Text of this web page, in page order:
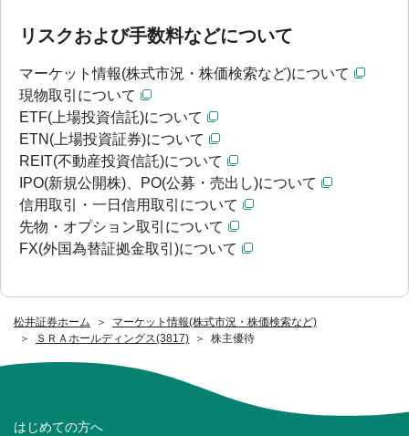
松井証券ホーム
マーケット情報(株式市況・株価検索など)
ＳＲＡホールディングス(3817)
株主優待
リスクおよび手数料などについて
マーケット情報(株式市況・株価検索など)について
現物取引について
ETF(上場投資信託)について
ETN(上場投資証券)について
REIT(不動産投資信託)について
IPO(新規公開株)、PO(公募・売出し)について
信用取引・一日信用取引について
先物・オプション取引について
FX(外国為替証拠金取引)について
はじめての方へ